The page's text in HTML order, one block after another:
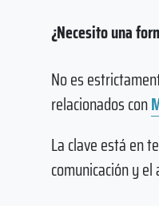
¿Necesito una
No es
relacionados con
La clave está en
comunicación y